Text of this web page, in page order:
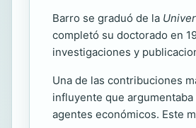
Barro se graduó de la
completó su doctorado en
investigaciones y
Una de las contribuciones
influyente que
agentes económicos. Este